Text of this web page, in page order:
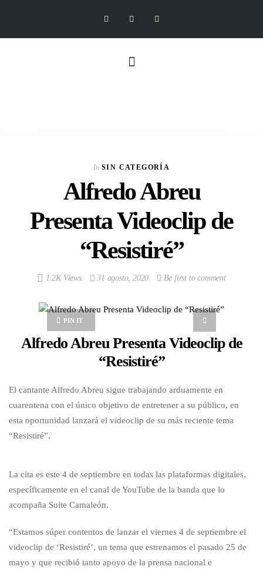
In SIN CATEGORÍA
Alfredo Abreu
Presenta Videoclip de
“Resistiré”
1.2K Views 31 agosto, 2020 Be first to comment
PIN IT
Alfredo Abreu Presenta Videoclip de
“Resistiré”
El cantante Alfredo Abreu sigue trabajando arduamente en
cuarentena con el único objetivo de entretener a su público, en
esta oportunidad lanzará el videoclip de su más reciente tema
“Resistiré”.
La cita es este 4 de septiembre en todas las plataformas digitales,
específicamente en el canal de YouTube de la banda que lo
acompaña Suite Camaleón.
“Estamos súper contentos de lanzar el viernes 4 de septiembre el
videoclip de ‘Resistiré’, un tema que estrenamos el pasado 25 de
mayo y que recibió tanto apoyo de la prensa nacional e